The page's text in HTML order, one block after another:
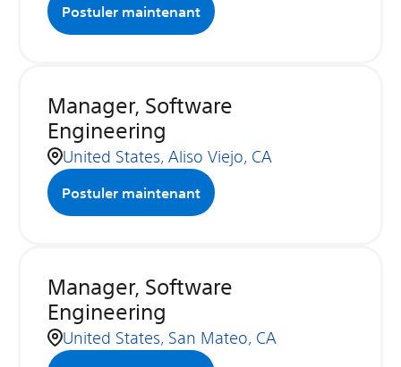
Postuler maintenant
Manager, Software
Engineering
United States, Aliso Viejo, CA
Postuler maintenant
Manager, Software
Engineering
United States, San Mateo, CA